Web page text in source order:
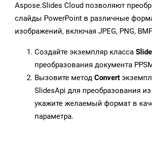
Aspose.Slides Cloud позволяют
слайды PowerPoint в различные
изображений, включая JPEG, PNG,
Создайте экземпляр класса
преобразования документа
Вызовите метод Convert
SlidesApi для преобразования из
укажите желаемый формат в
параметра.